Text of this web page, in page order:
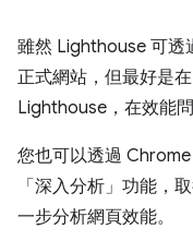
雖然 Lighthouse 可透
正式網站，但最好是
Lighthouse，在效能
您也可以透過
「深入分析」功能，
一步分析網頁效能。